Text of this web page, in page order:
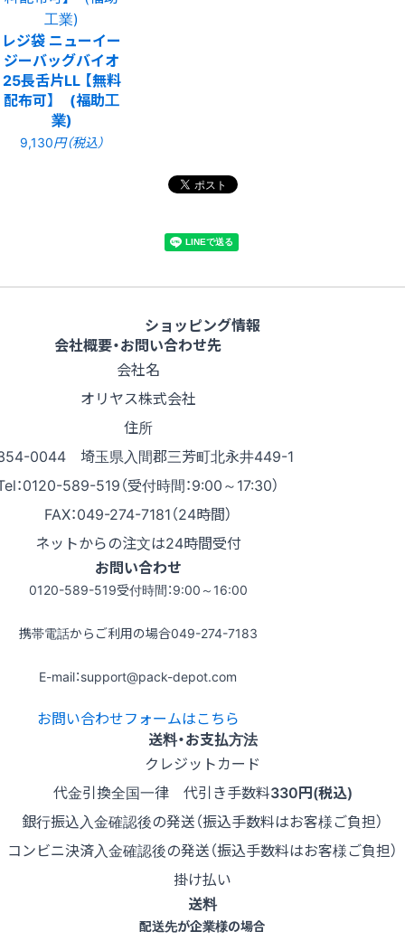
レジ袋 ニューイー
ジーバッグバイオ
25長舌片LL 【無料
配布可】 (福助工
業)
9,130円（税込）
ショッピング情報
会社概要・お問い合わせ先
会社名
オリヤス株式会社
住所
0044 埼玉県入間郡三芳町北永井449-1
：0120-589-519（受付時間：9:00～17:30）
FAX：049-274-7181（24時間）
ネットからの注文は24時間受付
お問い合わせ
0120-589-519受付時間：9:00～16:00
携帯電話からご利用の場合049-274-7183
E-mail：support@pack-depot.com
お問い合わせフォームはこちら
送料・お支払方法
クレジットカード
代金引換全国一律 代引き手数料330円(税込)
銀行振込入金確認後の発送（振込手数料はお客様ご負担）
コンビニ決済入金確認後の発送（振込手数料はお客様ご負担）
掛け払い
送料
配送先が企業様の場合